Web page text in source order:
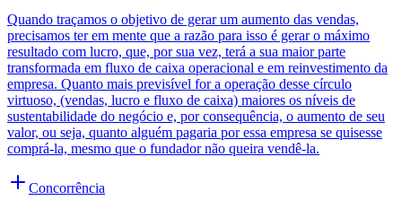
Quando traçamos o objetivo de gerar um aumento das vendas,
precisamos ter em mente que a razão para isso é gerar o máximo
resultado com lucro, que, por sua vez, terá a sua maior parte
transformada em fluxo de caixa operacional e em reinvestimento da
empresa. Quanto mais previsível for a operação desse círculo
virtuoso, (vendas, lucro e fluxo de caixa) maiores os níveis de
sustentabilidade do negócio e, por consequência, o aumento de seu
valor, ou seja, quanto alguém pagaria por essa empresa se quisesse
comprá-la, mesmo que o fundador não queira vendê-la.
Concorrência